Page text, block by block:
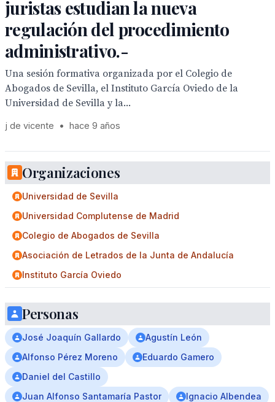
juristas estudian la nueva
regulación del procedimiento
administrativo.-
Una sesión formativa organizada por el Colegio de
Abogados de Sevilla, el Instituto García Oviedo de la
Universidad de Sevilla y la...
j de vicente • hace 9 años
Organizaciones
Universidad de Sevilla
Universidad Complutense de Madrid
Colegio de Abogados de Sevilla
Asociación de Letrados de la Junta de Andalucía
Instituto García Oviedo
Personas
José Joaquín Gallardo
Agustín León
Alfonso Pérez Moreno
Eduardo Gamero
Daniel del Castillo
Juan Alfonso Santamaría Pastor
Ignacio Albendea